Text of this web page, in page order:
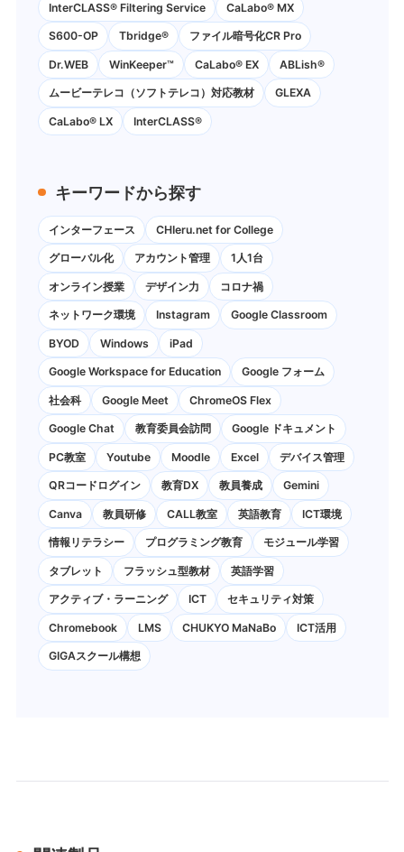
InterCLASS®︎ Filtering Service CaLabo® MX
S600-OP Tbridge® ファイル暗号化CR Pro
Dr.WEB WinKeeper™ CaLabo® EX ABLish®
ムービーテレコ（ソフトテレコ）対応教材 GLEXA
CaLabo® LX InterCLASS®
キーワードから探す
インターフェース CHIeru.net for College
グローバル化 アカウント管理 1人1台
オンライン授業 デザイン力 コロナ禍
ネットワーク環境 Instagram Google Classroom
BYOD Windows iPad
Google Workspace for Education Google フォーム
社会科 Google Meet ChromeOS Flex
Google Chat 教育委員会訪問 Google ドキュメント
PC教室 Youtube Moodle Excel デバイス管理
QRコードログイン 教育DX 教員養成 Gemini
Canva 教員研修 CALL教室 英語教育 ICT環境
情報リテラシー プログラミング教育 モジュール学習
タブレット フラッシュ型教材 英語学習
アクティブ・ラーニング ICT セキュリティ対策
Chromebook LMS CHUKYO MaNaBo ICT活用
GIGAスクール構想